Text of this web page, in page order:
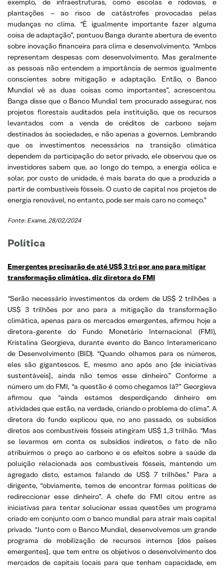
exemplo, de infraestruturas, como escolas e rodovias, e
plantações – ao risco de catástrofes provocadas pelas
mudanças no clima. “É igualmente importante fazer alguma
coisa de adaptação”, pontuou Banga durante abertura de evento
sobre inovação financeira para clima e desenvolvimento. “Ambos
representam despesas com desenvolvimento. Mas geralmente
as pessoas não entendem a importância de sermos igualmente
conscientes sobre mitigação e adaptação. Então, o Banco
Mundial vê as duas coisas como importantes”, acrescentou.
Banga disse que o Banco Mundial tem procurado assegurar, nos
projetos florestais auditados pela instituição, que os recursos
levantados com a venda de créditos de carbono sejam
destinados às sociedades, e não apenas a governos. Lembrando
que os investimentos necessários na transição climática
dependem da participação do setor privado, ele observou que os
investidores sabem que, ao longo do tempo, a energia eólica e
solar, por custo de unidade, é mais barata do que a produzida a
partir de combustíveis fósseis. O custo de capital nos projetos de
energia renovável, no entanto, pode ser mais caro no começo.”
Fonte: Exame, 28/02/2024
Política
Emergentes precisarão de até US$ 3 tri por ano para mitigar
transformação climática, diz diretora do FMI
“Serão necessário investimentos da ordem de US$ 2 trilhões a
US$ 3 trilhões por ano para a mitigação da transformação
climática, apenas para os mercados emergentes, afirmou hoje a
diretora-gerente do Fundo Monetário Internacional (FMI),
Kristalina Georgieva, durante evento do Banco Interamericano
de Desenvolvimento (BID). “Quando olhamos para os números,
eles são gigantescos. E, mesmo ano após ano [de iniciativas
sustentáveis], ainda não temos esse dinheiro.” Conforme a
número um do FMI, “a questão é como chegamos lá?” Georgieva
afirmou que “ainda estamos desperdiçando dinheiro em
atividades que estão, na verdade, criando o problema do clima”. A
diretora do fundo explicou que, no ano passado, os subsídios
diretos aos combustíveis fósseis atingiram US$ 1,3 trilhão. “Mas
se levarmos em conta os subsídios indiretos, o fato de não
atribuirmos o preço ao carbono e os efeitos sobre a saúde da
poluição relacionada aos combustíveis fósseis, mantendo um
agregado disto, estamos falando de US$ 7 trilhões.” Para a
dirigente, “obviamente, temos de encontrar formas políticas de
redireccionar esse dinheiro”. A chefe do FMI citou entre as
iniciativas para tentar solucionar essas questões um programa
criado em conjunto com o banco mundial para atrair mais capital
privado. “Junto com o Banco Mundial, desenvolvemos um grande
programa de mobilização de recursos internos [dos países
emergentes], que tem entre os objetivos o desenvolvimento dos
mercados de capitais locais para que tenham capacidade, em